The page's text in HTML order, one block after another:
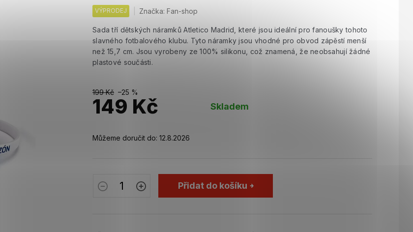
VÝPRODEJ Značka:Fan-shop
Sada tří dětských náramků Atletico Madrid, které jsou ideální pro fanoušky tohoto
slavného fotbalového klubu. Tyto náramky jsou vhodné pro obvod zápěstí menší
než 15,7 cm. Jsou vyrobeny ze 100% silikonu, což znamená, že neobsahují žádné
plastové součásti.
199 Kč –25 %
149 Kč
cena:
Skladem
Můžeme doručit do: 12.8.2026
Přidat do košíku